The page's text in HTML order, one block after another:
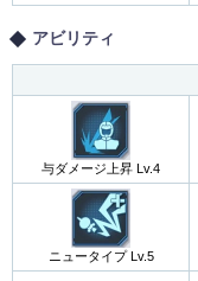
アビリティ
与ダメージ上昇 Lv.4
ニュータイプ Lv.5